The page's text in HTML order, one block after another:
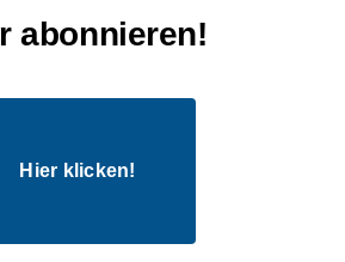
abonnieren!
Hier klicken!